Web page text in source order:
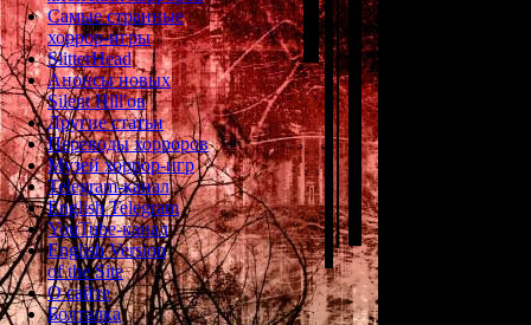
Самые странные
хоррор-игры
SlitterHead
Анонсы новых
Silent Hill'ов
Другие статьи
Переводы хорроров
Музей хоррор-игр
Telegram-канал
English Telegram
YouTube-канал
English Version
of the Site
О сайте
Болталка